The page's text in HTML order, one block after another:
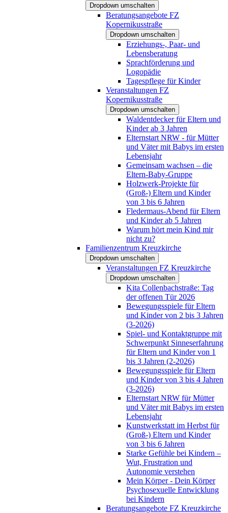
Dropdown umschalten
Beratungsangebote FZ
Kopernikusstraße
Dropdown umschalten
Erziehungs-, Paar- und
Lebensberatung
Sprachförderung und
Logopädie
Tagespflege für Kinder
Veranstaltungen FZ
Kopernikusstraße
Dropdown umschalten
Waldentdecker für Eltern und
Kinder ab 3 Jahren
Elternstart NRW - für Mütter
und Väter mit Babys im ersten
Lebensjahr
Gemeinsam wachsen – die
Eltern-Baby-Gruppe
Holzwerk-Projekte für
(Groß-) Eltern und Kinder
von 3 bis 6 Jahren
Fledermaus-Abend für Eltern
und Kinder ab 5 Jahren
Warum hört mein Kind mir
nicht zu?
Familienzentrum Kreuzkirche
Dropdown umschalten
Veranstaltungen FZ Kreuzkirche
Dropdown umschalten
Kita Collenbachstraße: Tag
der offenen Tür 2026
Bewegungsspiele für Eltern
und Kinder von 2 bis 3 Jahren
(3-2026)
Spiel- und Kontaktgruppe mit
Schwerpunkt Sinneserfahrung
für Eltern und Kinder von 1
bis 3 Jahren (2-2026)
Bewegungsspiele für Eltern
und Kinder von 3 bis 4 Jahren
(3-2026)
Elternstart NRW für Mütter
und Väter mit Babys im ersten
Lebensjahr
Kunstwerkstatt im Herbst für
(Groß-) Eltern und Kinder
von 3 bis 6 Jahren
Starke Gefühle bei Kindern –
Wut, Frustration und
Autonomie verstehen
Mein Körper - Dein Körper
Psychosexuelle Entwicklung
bei Kindern
Beratungsangebote FZ Kreuzkirche